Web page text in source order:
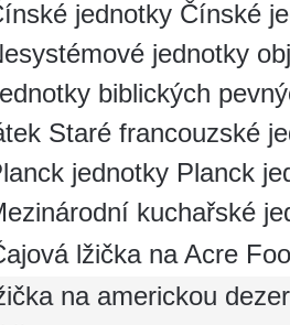
jednotky Čínské
jednotky
biblických
Staré francouzské
jednotky Planck
kuchařské
lžička na Acre
na americkou